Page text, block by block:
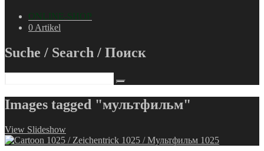
ONLINE-SHOP
0 Artikel
Suche / Search / Поиск
Images tagged "мультфильм"
View Slideshow